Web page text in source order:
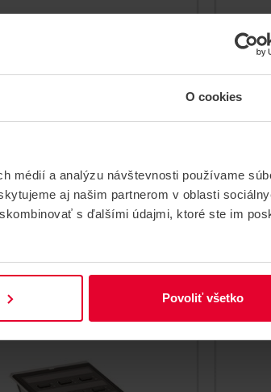
O cookies
médií a analýzu návštevnosti používame
aj našim partnerom v oblasti
s ďalšími údajmi, ktoré ste im
Povoliť všetko
Bosch PRA-AD608
Zosilňovač 600 W
Zosilňovač 600W 8-kanálov,